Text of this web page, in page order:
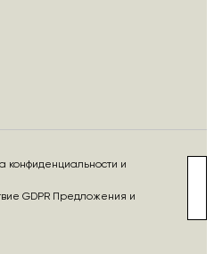
конфиденциальности и
GDPR Предложения и